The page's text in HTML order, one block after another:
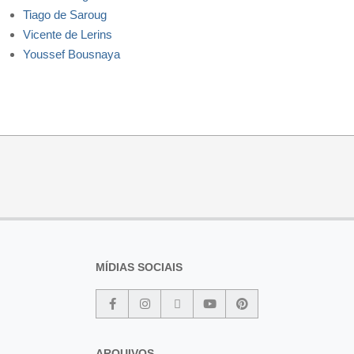
Tiago de Saroug
Vicente de Lerins
Youssef Bousnaya
MÍDIAS SOCIAIS